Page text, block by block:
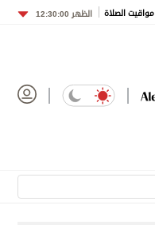
مواقيت الصلاة الظهر 12:30:00